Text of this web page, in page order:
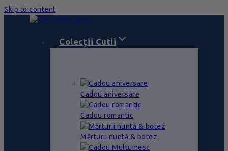
Skip to content
Colecții Cutii
Cadou aniversare
Cadou romantic
Mărturii nuntă & botez